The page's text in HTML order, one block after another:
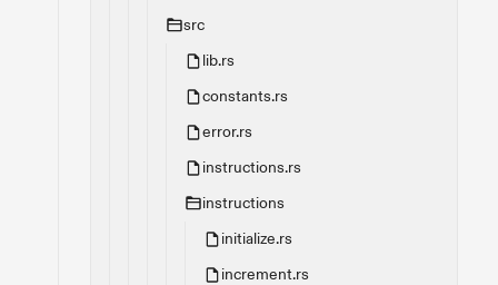
src
lib.rs
constants.rs
error.rs
instructions.rs
instructions
initialize.rs
increment.rs